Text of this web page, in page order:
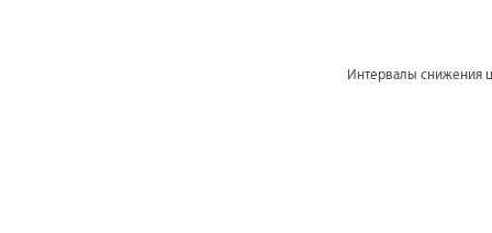
Интервалы снижения